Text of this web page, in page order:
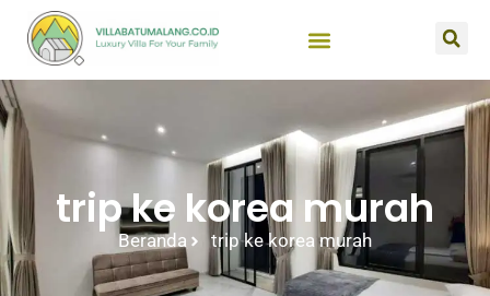
trip ke korea murah
Beranda trip ke korea murah